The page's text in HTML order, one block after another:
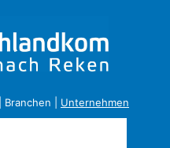
Branchen Unternehmen